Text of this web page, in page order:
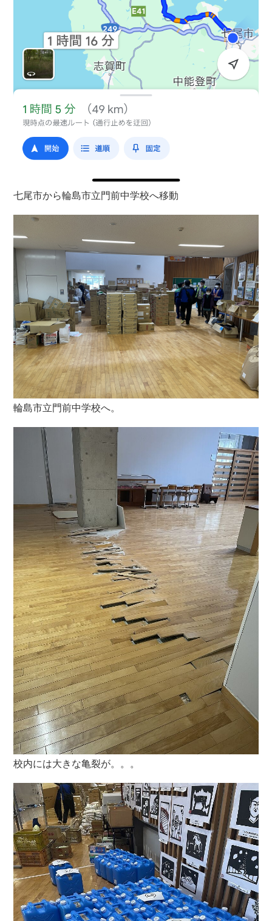
七尾市から輪島市立門前中学校へ移動
輪島市立門前中学校へ。
校内には大きな亀裂が。。。